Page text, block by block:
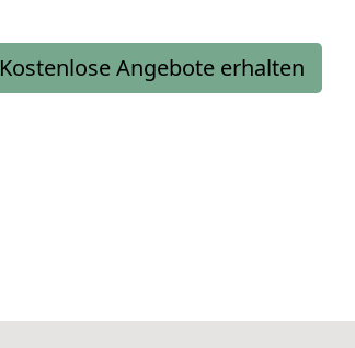
Kostenlose Angebote erhalten